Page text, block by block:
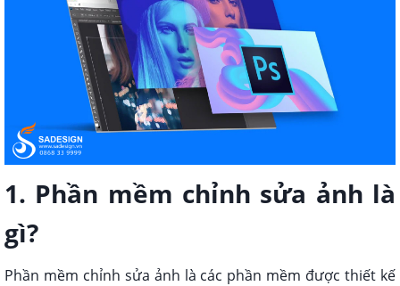
1. Phần mềm chỉnh sửa ảnh là
gì?
Phần mềm chỉnh sửa ảnh là các phần mềm được thiết kế